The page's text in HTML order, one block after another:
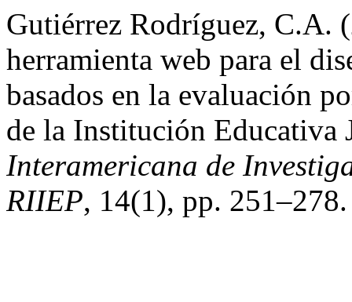
Gutiérrez Rodríguez, C.A.
herramienta web para el
basados en la evaluación
de la Institución
Interamericana de
RIIEP, 14(1), pp.